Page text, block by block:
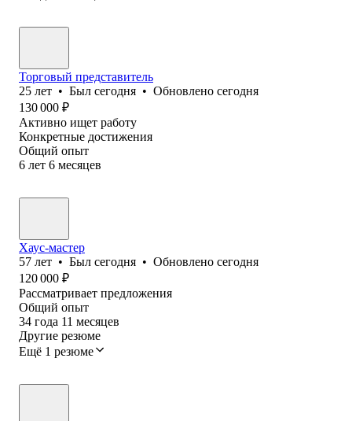
Торговый представитель
25 лет • Был сегодня • Обновлено сегодня
130 000 ₽
Активно ищет работу
Конкретные достижения
Общий опыт
6 лет 6 месяцев
Хаус-мастер
57 лет • Был сегодня • Обновлено сегодня
120 000 ₽
Рассматривает предложения
Общий опыт
34 года 11 месяцев
Другие резюме
Ещё 1 резюме